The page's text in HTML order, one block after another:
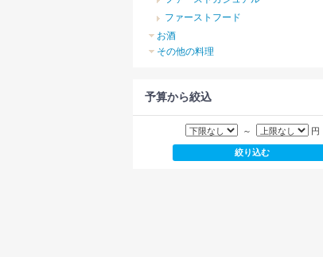
ファーストフード
お酒
その他の料理
予算から絞込
～ 円